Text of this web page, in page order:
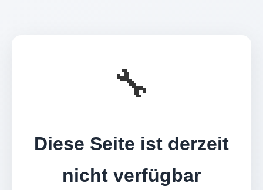
🔧
Diese Seite ist derzeit
nicht verfügbar